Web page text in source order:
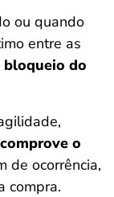
ou quando
entre as
do
o
de ocorrência,
compra.